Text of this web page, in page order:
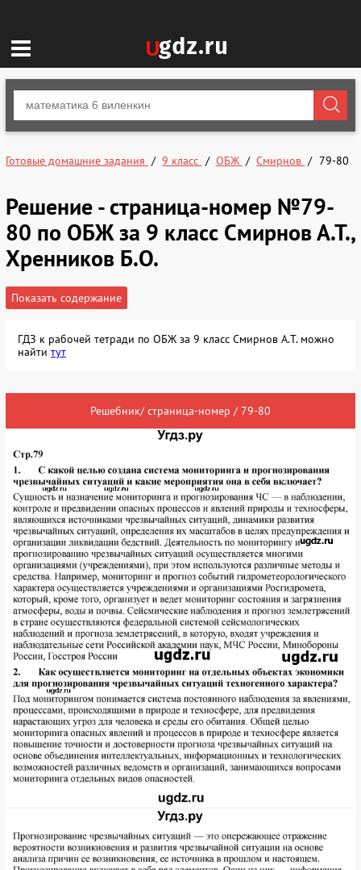
Готовые домашние задания 9 класс ОБЖ Смирнов 79-80
Решение - страница-номер №79-
80 по ОБЖ за 9 класс Смирнов А.Т.,
Хренников Б.О.
Показать содержание
ГДЗ к рабочей тетради по ОБЖ за 9 класс Смирнов А.Т. можно
найти тут
Решебник/ страница-номер / 79-80